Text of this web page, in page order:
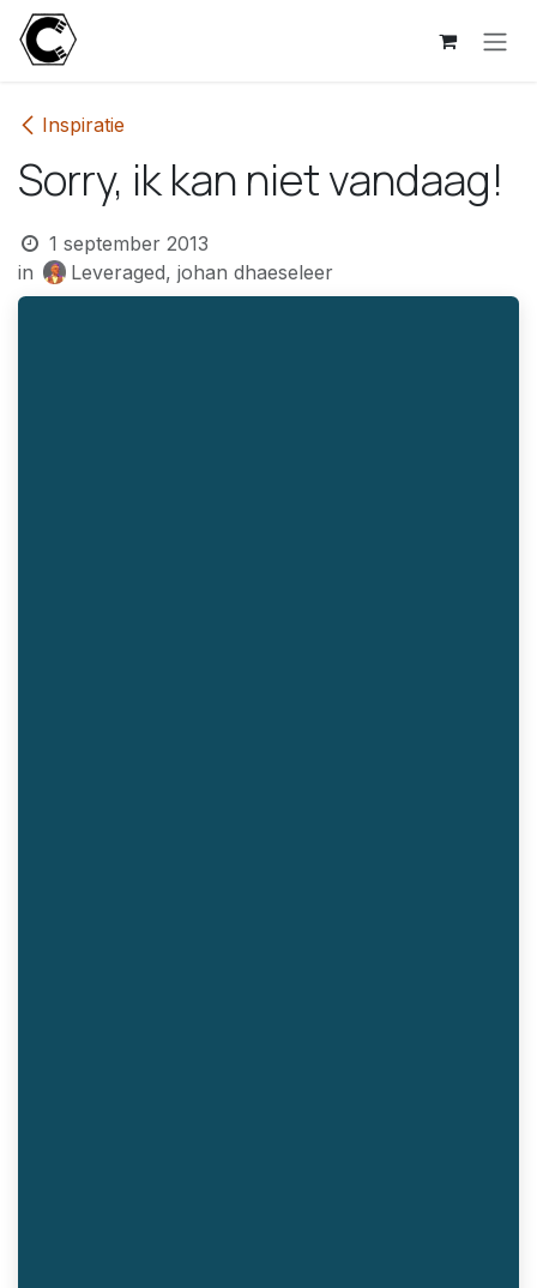
Overslaan naar inhoud
Inspiratie
Sorry, ik kan niet vandaag!
1 september 2013
in
Leveraged, johan dhaeseleer